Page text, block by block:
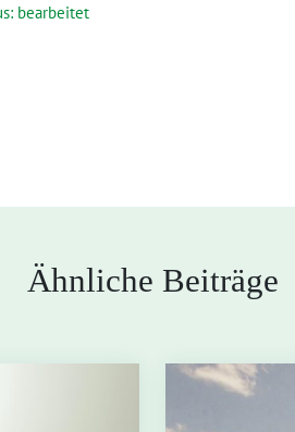
bearbeitet
Ähnliche Beiträge